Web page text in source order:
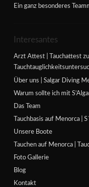
Ein ganz besonderes
Interesantes
Arzt Attest | Tauchattest
Über uns | Salgar Diving
Warum sollte ich mit
Das Team
Tauchbasis auf Menorca |
Unsere Boote
Tauchen auf Menorca |
Foto Gallerie
Blog
Kontakt